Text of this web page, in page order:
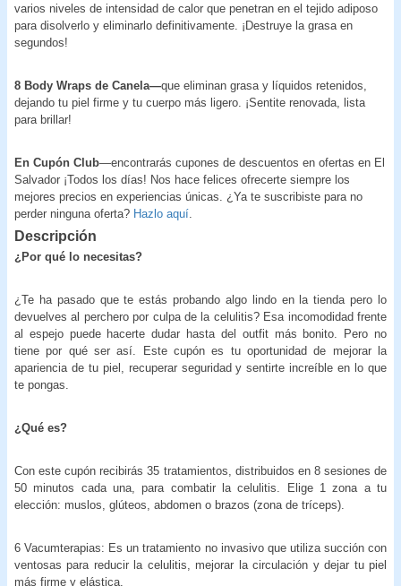
varios niveles de intensidad de calor que penetran en el tejido adiposo
para disolverlo y eliminarlo definitivamente. ¡Destruye la grasa en
segundos!
8 Body Wraps de Canela—que eliminan grasa y líquidos retenidos,
dejando tu piel firme y tu cuerpo más ligero. ¡Sentite renovada, lista
para brillar!
En Cupón Club—encontrarás cupones de descuentos en ofertas en El
Salvador ¡Todos los días! Nos hace felices ofrecerte siempre los
mejores precios en experiencias únicas. ¿Ya te suscribiste para no
perder ninguna oferta? Hazlo aquí
Descripción
¿Por qué lo necesitas?
¿Te ha pasado que te estás probando algo lindo en la tienda pero lo
devuelves al perchero por culpa de la celulitis? Esa incomodidad frente
al espejo puede hacerte dudar hasta del outfit más bonito. Pero no
tiene por qué ser así. Este cupón es tu oportunidad de mejorar la
apariencia de tu piel, recuperar seguridad y sentirte increíble en lo que
te pongas.
¿Qué es?
Con este cupón recibirás 35 tratamientos, distribuidos en 8 sesiones de
50 minutos cada una, para combatir la celulitis. Elige 1 zona a tu
elección: muslos, glúteos, abdomen o brazos (zona de tríceps).
6 Vacumterapias: Es un tratamiento no invasivo que utiliza succión con
ventosas para reducir la celulitis, mejorar la circulación y dejar tu piel
más firme y elástica.